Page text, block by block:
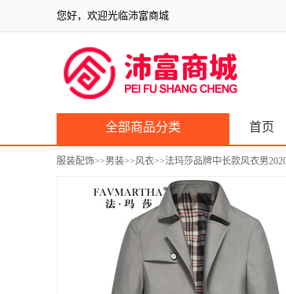
您好，欢迎光临沛富商城
全部商品分类 首页
服装配饰>>男装>>风衣>>法玛莎品牌中长款风衣男